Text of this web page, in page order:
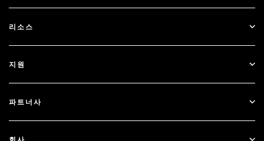
SecurID
다단계 인증
금융 서비스
리소스
블로그
문서
지원
고객 지원
파트너사